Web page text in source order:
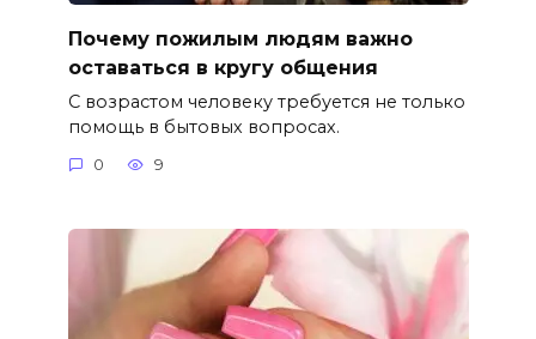
Почему пожилым людям важно
оставаться в кругу общения
С возрастом человеку требуется не только
помощь в бытовых вопросах.
0 9